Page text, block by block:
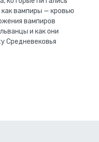
вампиры — кровью
вампиров
и как они
Средневековья